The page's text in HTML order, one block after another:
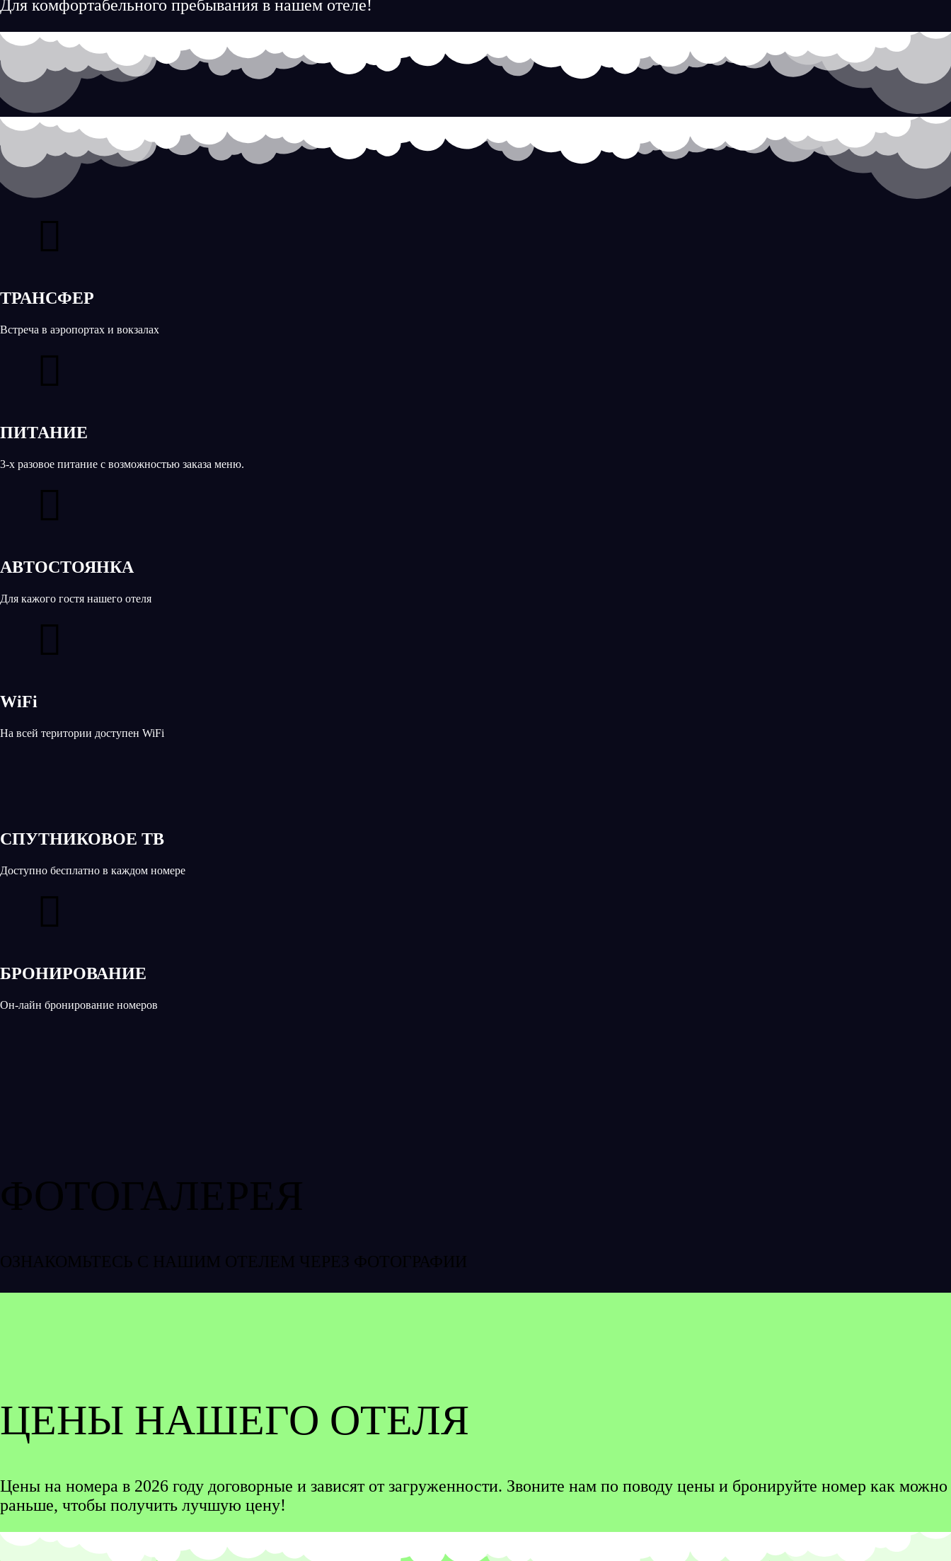
Для комфортабельного пребывания в нашем отеле!
ТРАНСФЕР
Встреча в аэропортах и вокзалах
ПИТАНИЕ
3-х разовое питание с возможностью заказа меню.
АВТОСТОЯНКА
Для кажого гостя нашего отеля
WiFi
На всей територии доступен WiFi
СПУТНИКОВОЕ ТВ
Доступно бесплатно в каждом номере
БРОНИРОВАНИЕ
Он-лайн бронирование номеров
ФОТОГАЛЕРЕЯ
ОЗНАКОМЬТЕСЬ С НАШИМ ОТЕЛЕМ ЧЕРЕЗ ФОТОГРАФИИ
ЦЕНЫ НАШЕГО ОТЕЛЯ
Цены на номера в 2026 году договорные и зависят от загруженности. Звоните нам по поводу цены и бронируйте номер как можно
раньше, чтобы получить лучшую цену!